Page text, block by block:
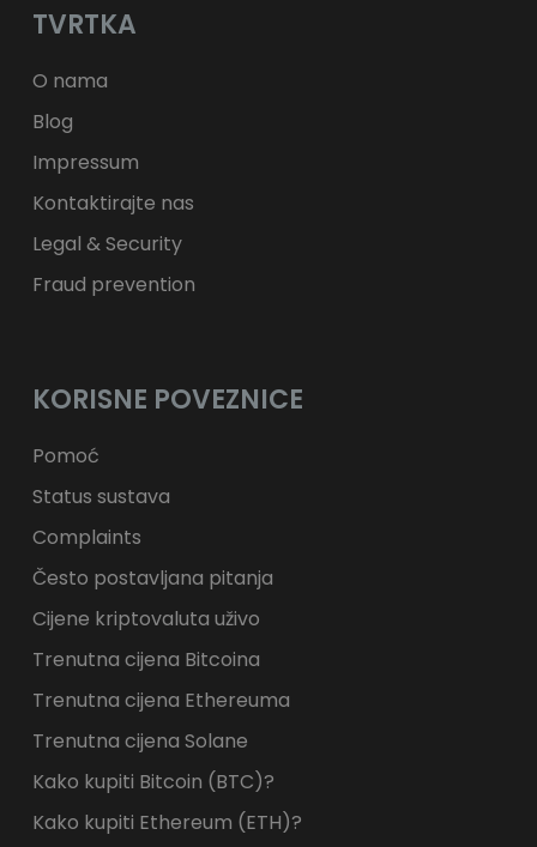
ft HUF
zł PLN
TVRTKA
O nama
Blog
Impressum
Kontaktirajte nas
Legal & Security
Fraud prevention
KORISNE POVEZNICE
Pomoć
Status sustava
Complaints
Često postavljana pitanja
Cijene kriptovaluta uživo
Trenutna cijena Bitcoina
Trenutna cijena Ethereuma
Trenutna cijena Solane
Kako kupiti Bitcoin (BTC)?
Kako kupiti Ethereum (ETH)?